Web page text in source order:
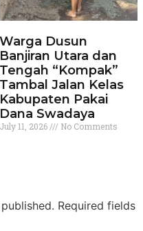
Warga Dusun
Banjiran Utara dan
Tengah “Kompak”
Tambal Jalan Kelas
Kabupaten Pakai
Dana Swadaya
July 11, 2026 No Comments
Required fields